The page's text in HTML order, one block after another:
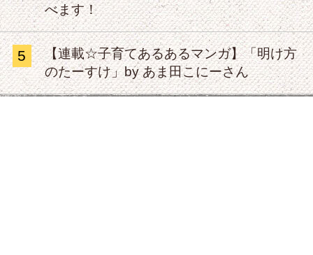
べます！
5
【連載☆子育てあるあるマンガ】「明け方
のたーすけ」by あま田こにーさん